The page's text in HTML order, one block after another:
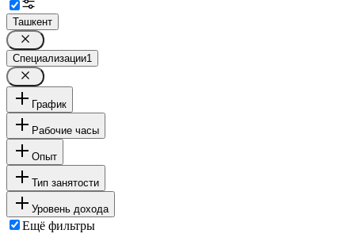
Ташкент
Специализации1
График
Рабочие часы
Опыт
Тип занятости
Уровень дохода
Ещё фильтры